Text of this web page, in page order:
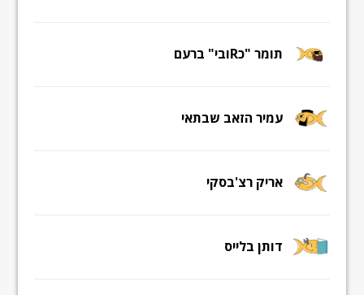
תומר "כRובי" ברעם
עמיר הזאב שבתאי
אריק רצ'בסקי
דותן בלייס